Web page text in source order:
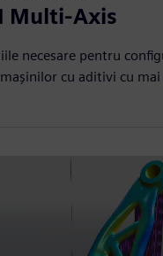
Multi-Axis
necesare pentru
cu aditivi cu